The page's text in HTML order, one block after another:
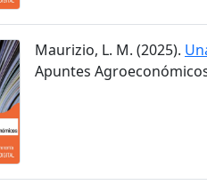
Maurizio, L. M. (2025).
Apuntes